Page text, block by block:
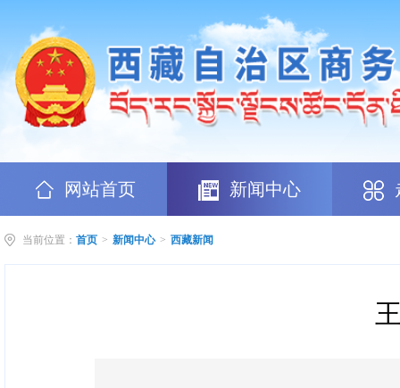
网站首页 新闻中心
当前位置： 首页 > 新闻中心 > 西藏新闻